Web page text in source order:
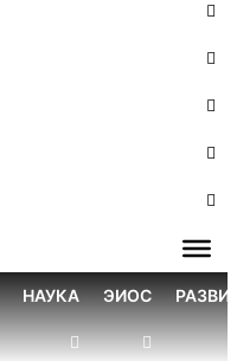
НАУКА ЭИОС